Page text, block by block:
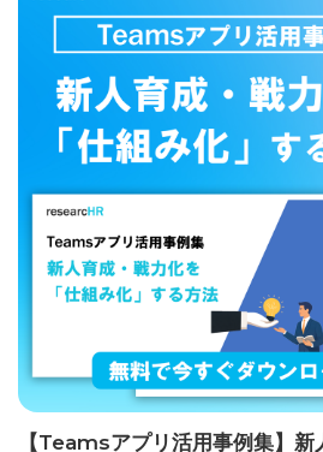
【Teamsアプリ活用事例集】新